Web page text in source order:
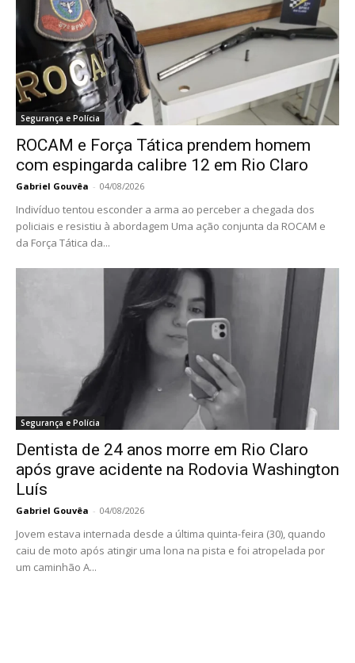
Segurança e Polícia
ROCAM e Força Tática prendem homem
com espingarda calibre 12 em Rio Claro
Gabriel Gouvêa - 04/08/2026
Indivíduo tentou esconder a arma ao perceber a chegada dos
policiais e resistiu à abordagem Uma ação conjunta da ROCAM e
da Força Tática da...
Segurança e Polícia
Dentista de 24 anos morre em Rio Claro
após grave acidente na Rodovia Washington
Luís
Gabriel Gouvêa - 04/08/2026
Jovem estava internada desde a última quinta-feira (30), quando
caiu de moto após atingir uma lona na pista e foi atropelada por
um caminhão A...